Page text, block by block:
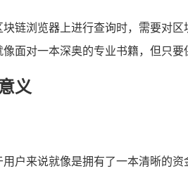
链浏览器上进行查询时，需要对
面对一本深奥的专业书籍，但只
义
户来说就像是拥有了一本清晰的